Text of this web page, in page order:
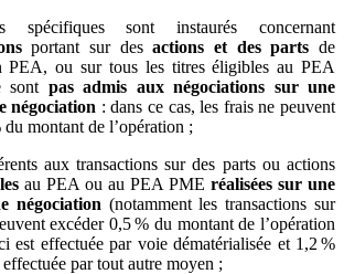
sont instaurés concernant
portant sur desactions et des parts de
PEA, ou sur tous les titres éligibles au PEA
sont pas admis aux négociations sur une
négociation : dans ce cas, les frais ne peuvent
du montant de l’opération ;
aux transactions sur des parts ou actions
au PEA ou au PEA PME réalisées sur une
négociation (notamment les transactions sur
excéder 0,5 % du montant de l’opération
est effectuée par voie dématérialisée et 1,2 %
effectuée par tout autre moyen ;